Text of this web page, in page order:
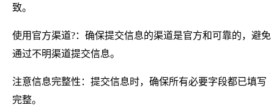
致。
使用官方渠道?：确保提交信息的渠道是官方和可靠的，避免
通过不明渠道提交信息。
注意信息完整性：提交信息时，确保所有必要字段都已填写
完整。